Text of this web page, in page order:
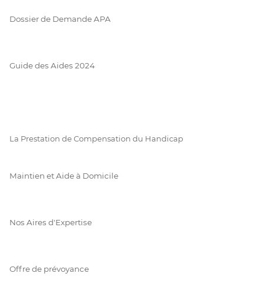
Dossier de Demande APA
Guide des Aides 2024
La Prestation de Compensation du Handicap
Maintien et Aide à Domicile
Nos Aires d'Expertise
Offre de prévoyance